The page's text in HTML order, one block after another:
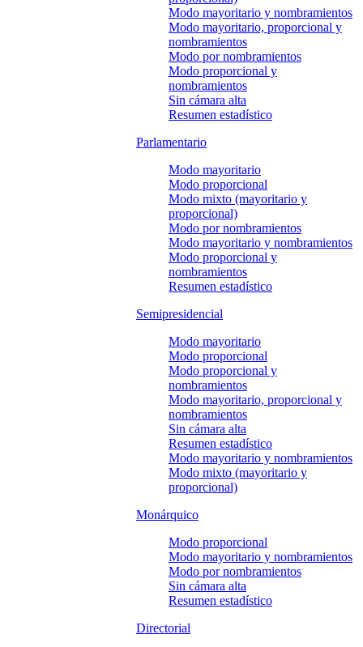
Modo mayoritario y nombramientos
Modo mayoritario, proporcional y
nombramientos
Modo por nombramientos
Modo proporcional y
nombramientos
Sin cámara alta
Resumen estadístico
Parlamentario
Modo mayoritario
Modo proporcional
Modo mixto (mayoritario y
proporcional)
Modo por nombramientos
Modo mayoritario y nombramientos
Modo proporcional y
nombramientos
Resumen estadístico
Semipresidencial
Modo mayoritario
Modo proporcional
Modo proporcional y
nombramientos
Modo mayoritario, proporcional y
nombramientos
Sin cámara alta
Resumen estadístico
Modo mayoritario y nombramientos
Modo mixto (mayoritario y
proporcional)
Monárquico
Modo proporcional
Modo mayoritario y nombramientos
Modo por nombramientos
Sin cámara alta
Resumen estadístico
Directorial